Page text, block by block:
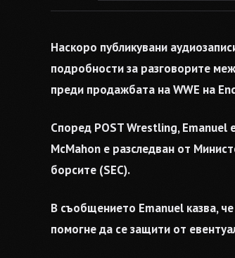
Наскоро публикувани
подробности за разговорите
преди продажбата на WWE на
Според POST Wrestling, Emanuel
McMahon е разследван от
борсите (SEC).
В съобщението Emanuel казва,
помогне да се защити от